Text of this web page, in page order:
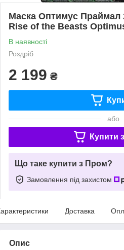
Маска Оптимус Праймал
Rise of the Beasts
В наявності
Роздріб
2 199 ₴
або
Купити з
Що таке купити з Пром?
Замовлення під захистом
Доставка
Опис